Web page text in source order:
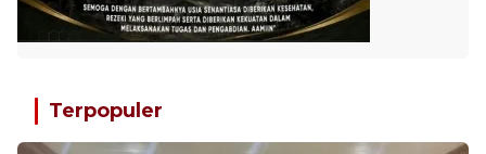
Terpopuler